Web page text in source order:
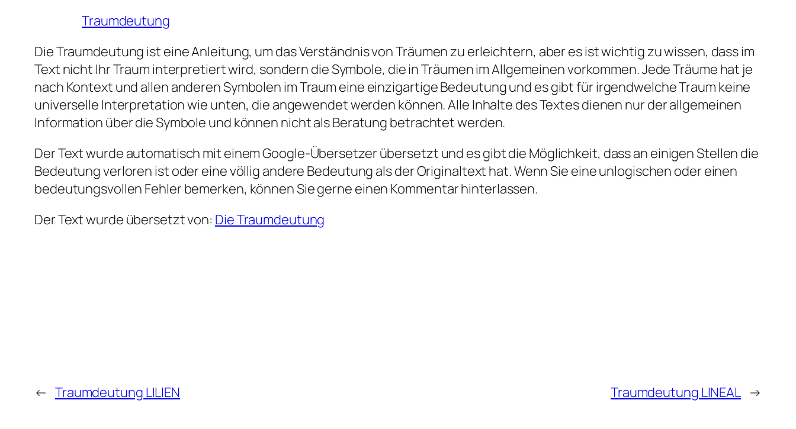
Traumdeutung
Die Traumdeutung ist eine Anleitung, um das Verständnis von Träumen zu erleichtern, aber es ist wichtig zu wissen, dass im
Text nicht Ihr Traum interpretiert wird, sondern die Symbole, die in Träumen im Allgemeinen vorkommen. Jede Träume hat je
nach Kontext und allen anderen Symbolen im Traum eine einzigartige Bedeutung und es gibt für irgendwelche Traum keine
universelle Interpretation wie unten, die angewendet werden können. Alle Inhalte des Textes dienen nur der allgemeinen
Information über die Symbole und können nicht als Beratung betrachtet werden.
Der Text wurde automatisch mit einem Google-Übersetzer übersetzt und es gibt die Möglichkeit, dass an einigen Stellen die
Bedeutung verloren ist oder eine völlig andere Bedeutung als der Originaltext hat. Wenn Sie eine unlogischen oder einen
bedeutungsvollen Fehler bemerken, können Sie gerne einen Kommentar hinterlassen.
Der Text wurde übersetzt von: Die Traumdeutung
← Traumdeutung LILIEN Traumdeutung LINEAL →